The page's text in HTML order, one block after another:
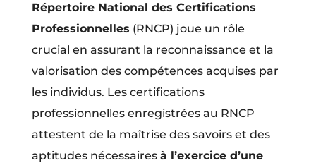
Répertoire National des Certifications
Professionnelles (RNCP) joue un rôle
crucial en assurant la reconnaissance et la
valorisation des compétences acquises par
les individus. Les certifications
professionnelles enregistrées au RNCP
attestent de la maîtrise des savoirs et des
aptitudes nécessaires à l’exercice d’une